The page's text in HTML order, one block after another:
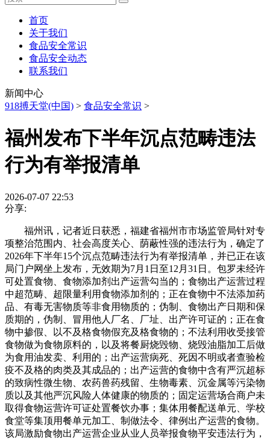
首页
关于我们
食品安全常识
食品安全动态
联系我们
新闻中心
918搏天堂(中国) > 食品安全常识 >
福州发布下半年沉点范畴违法
行为有举报清单
2026-07-07 22:53
分享:
福州讯，记者近日获悉，福建省福州市市场监管局针对专
项整治范围内、社会高度关心、荫蔽性强的违法行为，确定了
2026年下半年15个沉点范畴违法行为有举报清单，并已正在该
局门户网坐上发布，无效期为7月1日至12月31日。包罗未经许
可处置食物、食物添加剂出产运营勾当的；食物出产运营过程
中超范畴、超限量利用食物添加剂的；正在食物中不法添加药
品、有毒无害物质等非食用物质的；伪制、食物出产日期和保
质期的，伪制、冒用他人厂名、厂址、出产许可证的；正在食
物中掺假、以不及格食物假充及格食物的；不法利用收受接管
食物做为食物原料的，以及将餐厨烧毁物、烧毁油脂加工后做
为食用油发卖、利用的；出产运营病死、死因不明或者查验检
疫不及格的肉类及其成品的；出产运营的食物中含有严沉超标
的致病性微生物、农药兽药残留、生物毒素、沉金属等污染物
质以及其他严沉风险人体健康的物质的；固定运营场合商户未
取得食物运营许可证处置餐饮办事；集体用餐配送单元、学校
食堂等集顶用餐单元加工、制做法令、律例出产运营的食物。
该局激励食物出产运营企业从业人员举报食物平安违法行为，